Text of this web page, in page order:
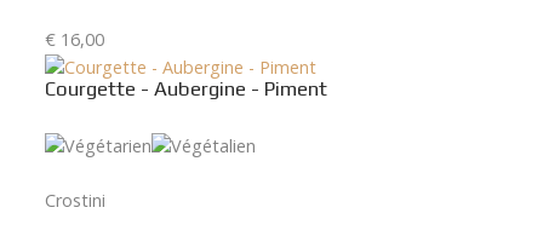
€ 16,00
Courgette - Aubergine - Piment
Crostini